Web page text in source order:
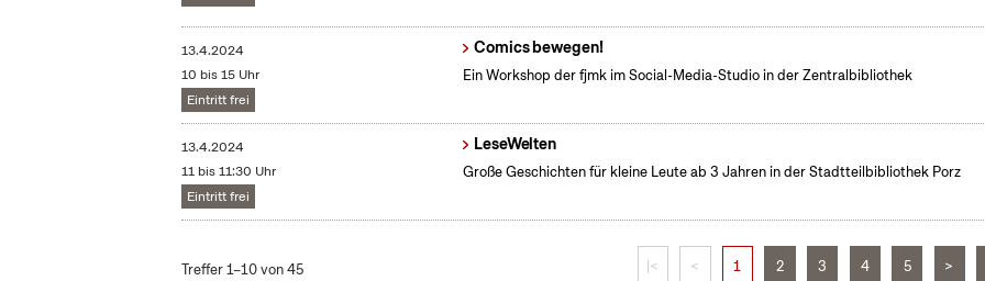
13.4.2024
10 bis 15 Uhr
Eintritt frei
Comics bewegen!
Ein Workshop der fjmk im Social-Media-Studio in der Zentralbibliothek
13.4.2024
11 bis 11:30 Uhr
Eintritt frei
LeseWelten
Große Geschichten für kleine Leute ab 3 Jahren in der Stadtteilbibliothek Porz
Treffer 1–10 von 45 |< < 1 2 3 4 5 >